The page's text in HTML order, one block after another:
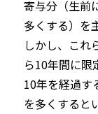
寄与分（生前
多くする）を
しかし、これ
ら10年間に限
10年を経過す
を多くすると